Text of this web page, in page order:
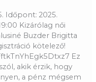
Időpont: 2025.
Kizárólag női
Buzder Brigitta
kötelező!
Ez
akik érzik, hogy
a pénz mégsem